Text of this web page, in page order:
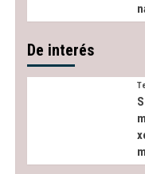
De interés